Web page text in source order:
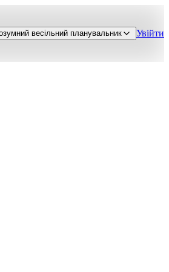
весільний планувальник Увійти